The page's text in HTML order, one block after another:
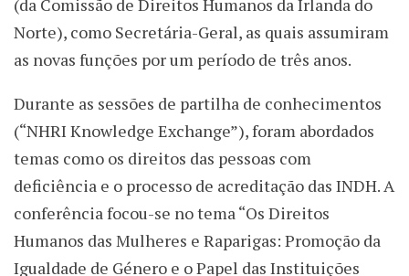
(da Comissão de Direitos Humanos da Irlanda do
Norte), como Secretária-Geral, as quais assumiram
as novas funções por um período de três anos.
Durante as sessões de partilha de conhecimentos
(“NHRI Knowledge Exchange”), foram abordados
temas como os direitos das pessoas com
deficiência e o processo de acreditação das INDH. A
conferência focou-se no tema “Os Direitos
Humanos das Mulheres e Raparigas: Promoção da
Igualdade de Género e o Papel das Instituições